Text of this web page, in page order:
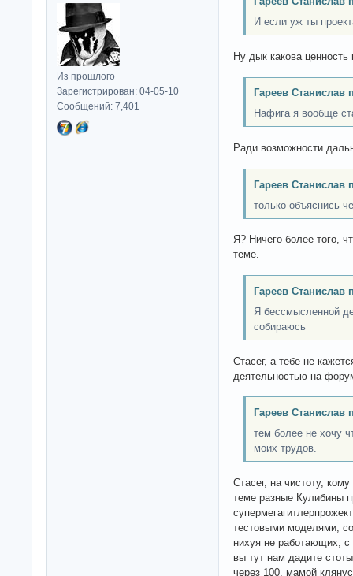
Из прошлого
Зарегистрирован: 04-05-10
Сообщений: 7,401
И если уж ты
Ну дык какова ценность
Гареев Станислав
Нафига я вообще
Ради возможности
Гареев Станислав
только объяснись
Я? Ничего более того,
теме.
Гареев Станислав
Я бессмысленной
собираюсь
Стасег, а тебе не
деятельностью на
Гареев Станислав
тем более не хочу
моих трудов.
Стасег, на чистоту,
теме разные Кулибины
тестовыми моделями,
нихуя не работающих, с
вы тут нам дадите
через 100, мамой